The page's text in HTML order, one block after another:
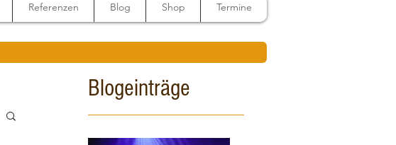
Referenzen Blog Shop Termine
Blogeinträge